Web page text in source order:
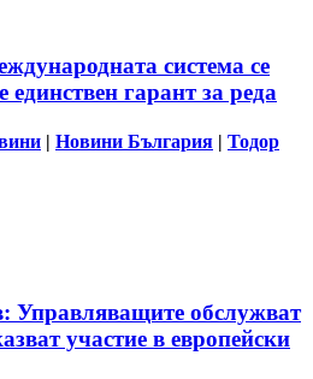
система се
гарант за реда
| Новини България | Тодор
Управляващите обслужват
участие в европейски